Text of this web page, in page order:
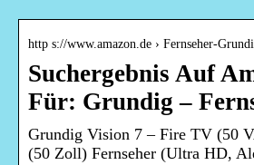
http s://www.amazon.de › Fernseher-
Suchergebnis Auf
Für: Grundig –
Grundig Vision 7 – Fire TV (50
(50 Zoll) Fernseher (Ultra HD,